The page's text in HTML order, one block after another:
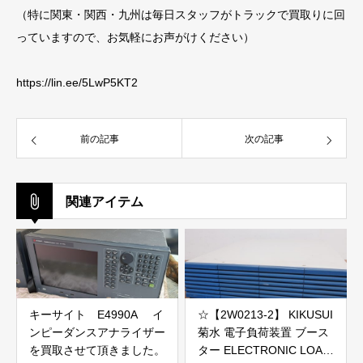
（特に関東・関西・九州は毎日スタッフがトラックで買取りに回
っていますので、お気軽にお声がけください）
https://lin.ee/5LwP5KT2
前の記事 次の記事
関連アイテム
キーサイト E4990A イ
ンピーダンスアナライザー
を買取させて頂きました。
☆【2W0213-2】 KIKUSUI
菊水 電子負荷装置 ブース
ター ELECTRONIC LOAD